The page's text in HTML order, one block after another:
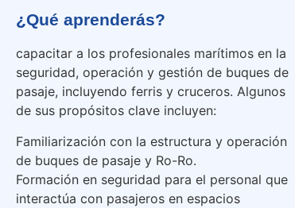
¿Qué aprenderás?
capacitar a los profesionales marítimos en la
seguridad, operación y gestión de buques de
pasaje, incluyendo ferris y cruceros. Algunos
de sus propósitos clave incluyen:
Familiarización con la estructura y operación
de buques de pasaje y Ro-Ro.
Formación en seguridad para el personal que
interactúa con pasajeros en espacios